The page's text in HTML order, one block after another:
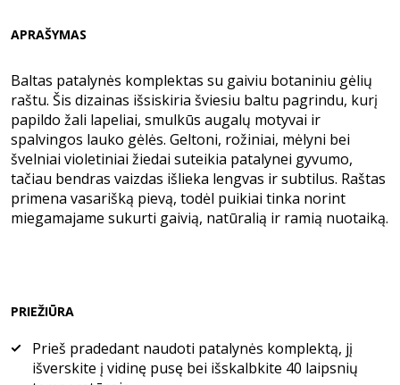
APRAŠYMAS
Baltas patalynės komplektas su gaiviu botaniniu gėlių
raštu. Šis dizainas išsiskiria šviesiu baltu pagrindu, kurį
papildo žali lapeliai, smulkūs augalų motyvai ir
spalvingos lauko gėlės. Geltoni, rožiniai, mėlyni bei
švelniai violetiniai žiedai suteikia patalynei gyvumo,
tačiau bendras vaizdas išlieka lengvas ir subtilus. Raštas
primena vasarišką pievą, todėl puikiai tinka norint
miegamajame sukurti gaivią, natūralią ir ramią nuotaiką.
PRIEŽIŪRA
Prieš pradedant naudoti patalynės komplektą, jį
išverskite į vidinę pusę bei išskalbkite 40 laipsnių